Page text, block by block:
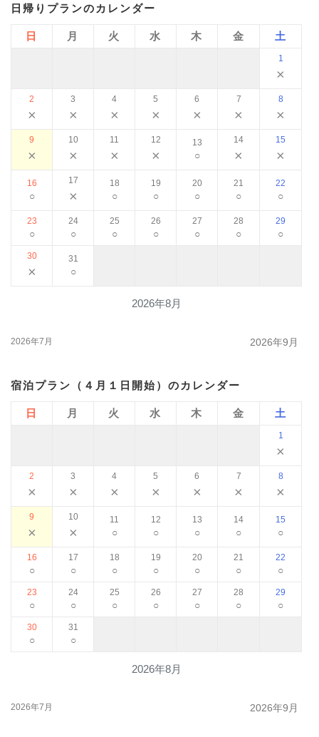
日帰りプランのカレンダー
2026年8月
日 月 火 水 木 金 土
1
×
2
×
3
×
4
×
5
×
6
×
7
×
8
×
9
×
10
×
11
×
12
×
13
○
14
×
15
×
16
○
17
×
18
○
19
○
20
○
21
○
22
○
23
○
24
○
25
○
26
○
27
○
28
○
29
○
30
×
31
○
2026年7月 2026年9月
宿泊プラン（４月１日開始）のカレンダー
2026年8月
日 月 火 水 木 金 土
1
×
2
×
3
×
4
×
5
×
6
×
7
×
8
×
9
×
10
×
11
○
12
○
13
○
14
○
15
○
16
○
17
○
18
○
19
○
20
○
21
○
22
○
23
○
24
○
25
○
26
○
27
○
28
○
29
○
30
○
31
○
2026年7月 2026年9月